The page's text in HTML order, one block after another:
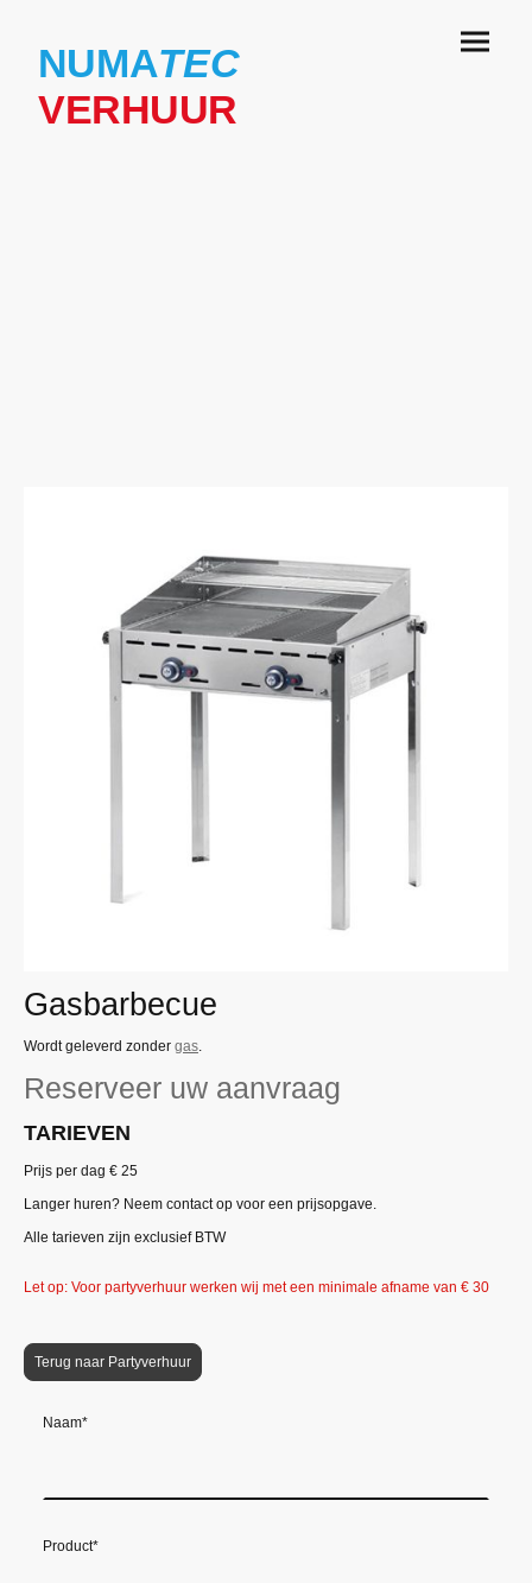
NUMATEC
VERHUUR
Gasbarbecue
Wordt geleverd zonder gas
Reserveer uw aanvraag
TARIEVEN
Prijs per dag € 25
Langer huren? Neem contact op voor een prijsopgave.
Alle tarieven zijn exclusief BTW
Let op: Voor partyverhuur werken wij met een minimale afname van € 30
Terug naar Partyverhuur
Naam*
Product*